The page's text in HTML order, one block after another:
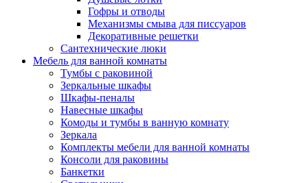
Гофры и отводы
Механизмы смыва для писсуаров
Декоративные решетки
Сантехнические люки
Мебель для ванной комнаты
Тумбы с раковиной
Зеркальные шкафы
Шкафы-пеналы
Навесные шкафы
Комоды и тумбы в ванную комнату
Зеркала
Комплекты мебели для ванной комнаты
Консоли для раковины
Банкетки